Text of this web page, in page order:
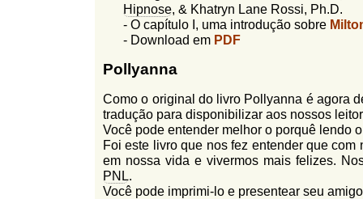
a
Hipnose, & Khatryn Lane Rossi, Ph.D.
- O capítulo I, uma introdução sobre
- Download em PDF
Pollyanna
Como o original do livro Pollyanna é agora
tradução para disponibilizar aos nossos
Você pode entender melhor o porquê lendo o
Foi este livro que nos fez entender que com
em nossa vida e vivermos mais felizes.
PNL.
Você pode imprimi-lo e presentear seu